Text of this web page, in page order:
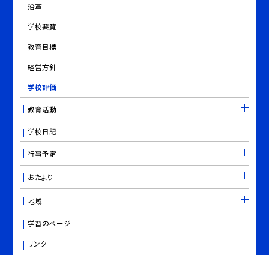
沿革
学校要覧
教育目標
経営方針
学校評価
教育活動
学校日記
行事予定
おたより
地域
学習のページ
リンク